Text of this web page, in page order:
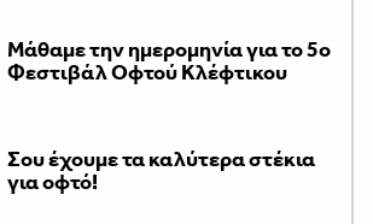
Μάθαμε την ημερομηνία για το 5ο
Φεστιβάλ Οφτού Κλέφτικου
Σου έχουμε τα καλύτερα στέκια
για οφτό!